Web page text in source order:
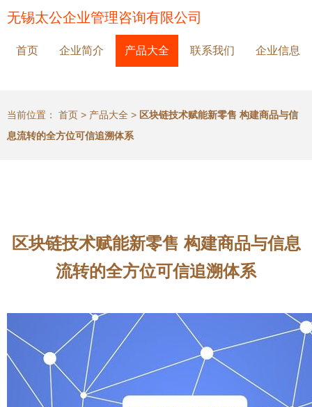
无锡太公企业管理咨询有限公司
首页 企业简介 产品大全 联系我们 企业信息
当前位置： 首页 > 产品大全 > 区块链技术赋能新零售 构建商品与信
息流转的全方位可信追溯体系
区块链技术赋能新零售 构建商品与信息
流转的全方位可信追溯体系